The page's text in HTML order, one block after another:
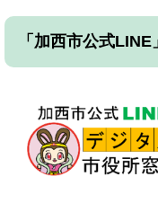
「加西市公式